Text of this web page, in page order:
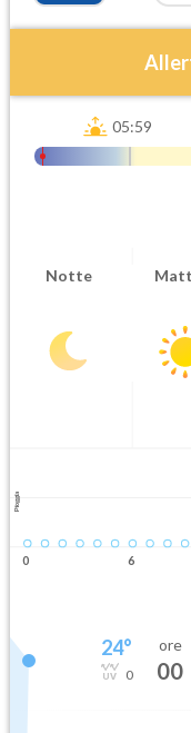
Orario inizio
05:59
Notte
Pioggia
0 6
24°
0
ore
00